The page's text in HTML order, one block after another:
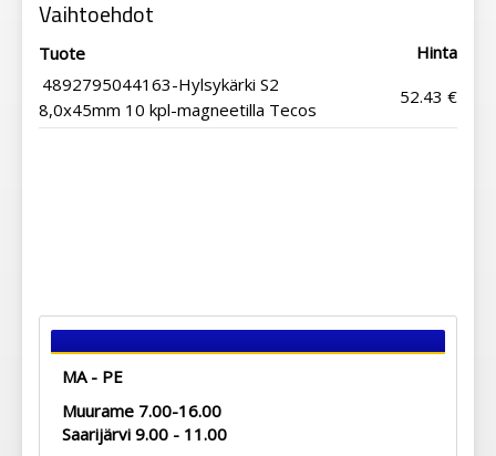
Vaihtoehdot
Tuote
Hinta
4892795044163-Hylsykärki S2
8,0x45mm 10 kpl-magneetilla Tecos
52.43 €
MA - PE
Muurame 7.00-16.00
Saarijärvi 9.00 - 11.00